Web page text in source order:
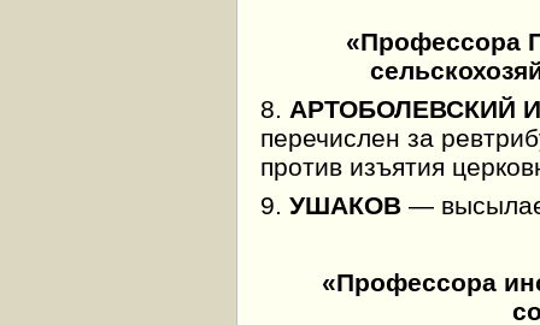
«Профессора
8. АРТОБОЛЕВСКИЙ
перечислен за
против изъятия
9. УШАКОВ—
«Профессора